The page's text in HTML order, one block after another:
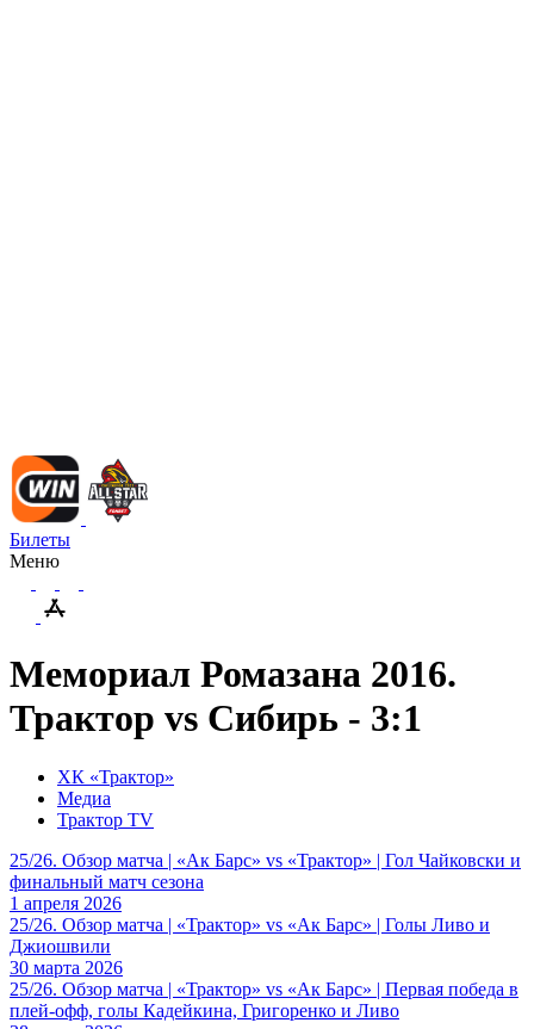
Билеты
Меню
Мемориал Ромазана 2016.
Трактор vs Сибирь - 3:1
ХК «Трактор»
Медиа
Трактор TV
25/26. Обзор матча | «Ак Барс» vs «Трактор» | Гол Чайковски и
финальный матч сезона
1 апреля 2026
25/26. Обзор матча | «Трактор» vs «Ак Барс» | Голы Ливо и
Джиошвили
30 марта 2026
25/26. Обзор матча | «Трактор» vs «Ак Барс» | Первая победа в
плей-офф, голы Кадейкина, Григоренко и Ливо